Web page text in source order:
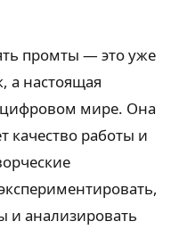
промты — это уже
а настоящая
мире. Она
качество работы и
и анализировать